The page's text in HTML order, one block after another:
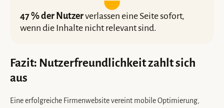
47 % der Nutzerverlassen eine Seite sofort,
wenn die Inhalte nicht relevant sind.
Fazit: Nutzerfreundlichkeit zahlt sich
aus
Eine erfolgreiche Firmenwebsite vereint mobile Optimierung,